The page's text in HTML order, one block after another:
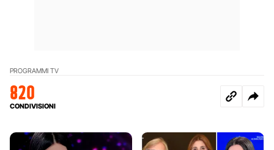
PROGRAMMI TV
820
CONDIVISIONI